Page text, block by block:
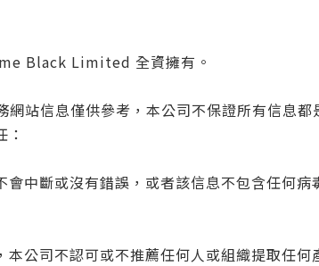
Black Limited 全資擁有。
站信息僅供參考，本公司不保證所有信息
中斷或沒有錯誤，或者該信息不包含任何
公司不認可或不推薦任何人或組織提取任